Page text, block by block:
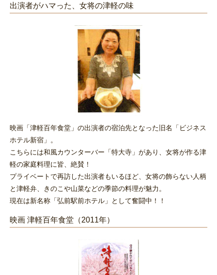
出演者がハマった、女将の津軽の味
映画「津軽百年食堂」の出演者の宿泊先となった旧名「ビジネス
ホテル新宿」。
こちらには和風カウンターバー「特大寺」があり、女将が作る津
軽の家庭料理に皆、絶賛！
プライベートで再訪した出演者もいるほど、女将の飾らない人柄
と津軽弁、きのこや山菜などの季節の料理が魅力。
現在は新名称「弘前駅前ホテル」として奮闘中！！
映画 津軽百年食堂（2011年）